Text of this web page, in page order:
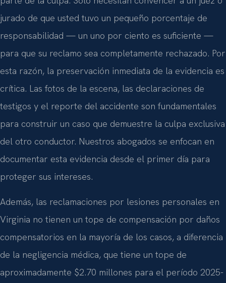
jurado de que usted tuvo un pequeño porcentaje de
responsabilidad — un uno por ciento es suficiente —
para que su reclamo sea completamente rechazado. Por
esta razón, la preservación inmediata de la evidencia es
crítica. Las fotos de la escena, las declaraciones de
testigos y el reporte del accidente son fundamentales
para construir un caso que demuestre la culpa exclusiva
del otro conductor. Nuestros abogados se enfocan en
documentar esta evidencia desde el primer día para
proteger sus intereses.
Además, las reclamaciones por lesiones personales en
Virginia no tienen un tope de compensación por daños
compensatorios en la mayoría de los casos, a diferencia
de la negligencia médica, que tiene un tope de
aproximadamente $2.70 millones para el período 2025-